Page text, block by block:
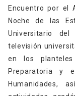
Encuentro por el
Noche de las
Universitario
televisión
en los
Preparatoria y
Humanidades,